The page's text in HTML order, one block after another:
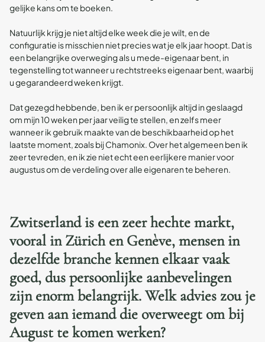
gelijke kans om te boeken.
Natuurlijk krijg je niet altijd elke week die je wilt, en de
configuratie is misschien niet precies wat je elk jaar hoopt. Dat is
een belangrijke overweging als u mede-eigenaar bent, in
tegenstelling tot wanneer u rechtstreeks eigenaar bent, waarbij
u gegarandeerd weken krijgt.
Dat gezegd hebbende, ben ik er persoonlijk altijd in geslaagd
om mijn 10 weken per jaar veilig te stellen, en zelfs meer
wanneer ik gebruik maakte van de beschikbaarheid op het
laatste moment, zoals bij Chamonix. Over het algemeen ben ik
zeer tevreden, en ik zie niet echt een eerlijkere manier voor
augustus om de verdeling over alle eigenaren te beheren.
Zwitserland is een zeer hechte markt,
vooral in Zürich en Genève, mensen in
dezelfde branche kennen elkaar vaak
goed, dus persoonlijke aanbevelingen
zijn enorm belangrijk. Welk advies zou je
geven aan iemand die overweegt om bij
August te komen werken?